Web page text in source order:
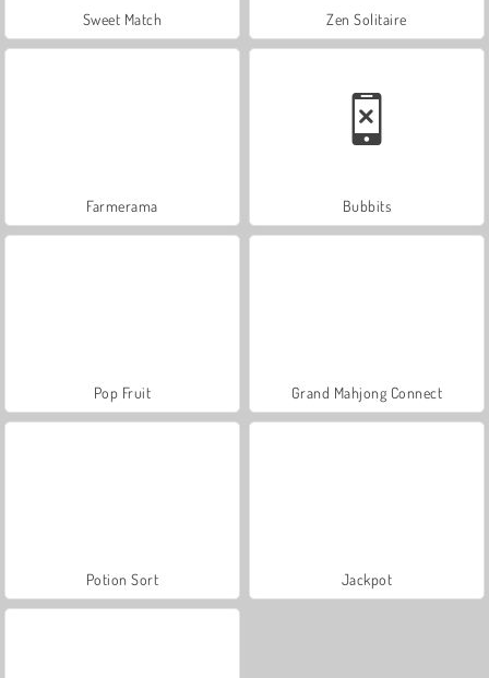
Sweet Match Zen Solitaire
Farmerama Bubbits
Pop Fruit Grand Mahjong Connect
Potion Sort Jackpot